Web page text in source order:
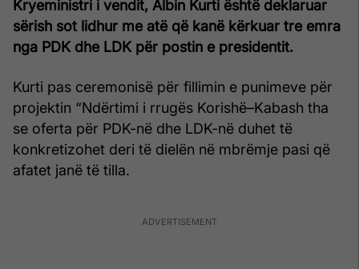
Kryeministri i vendit, Albin Kurti është deklaruar
sërish sot lidhur me atë që kanë kërkuar tre emra
nga PDK dhe LDK për postin e presidentit.
Kurti pas ceremonisë për fillimin e punimeve për
projektin “Ndërtimi i rrugës Korishë–Kabash tha
se oferta për PDK-në dhe LDK-në duhet të
konkretizohet deri të dielën në mbrëmje pasi që
afatet janë të tilla.